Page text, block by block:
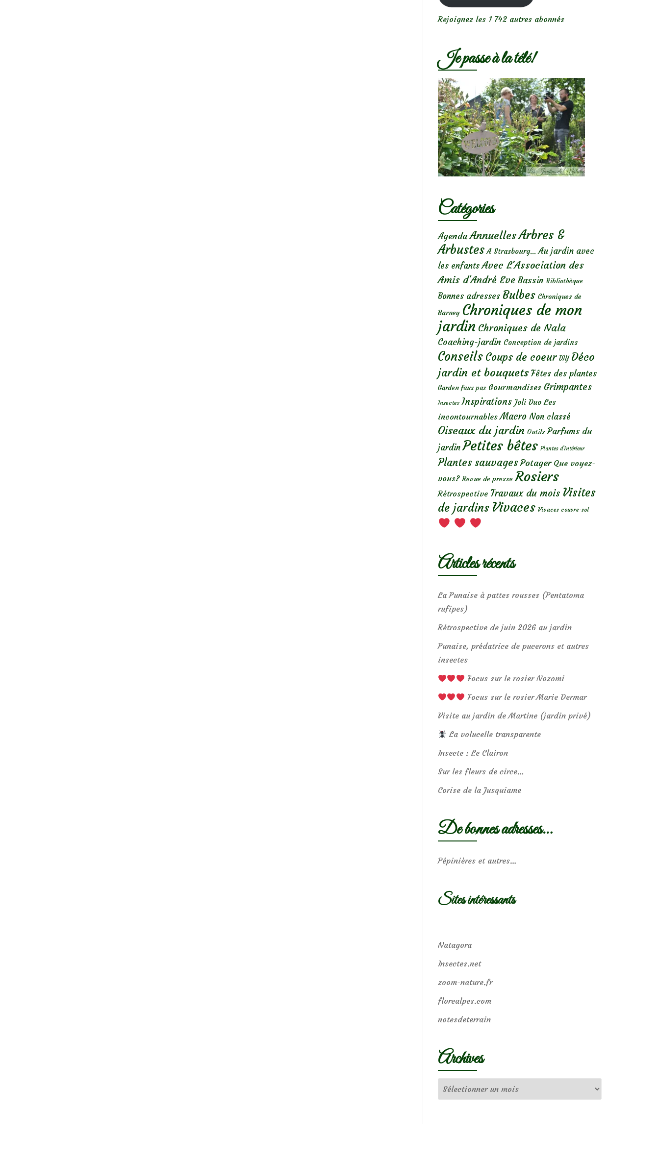
Rejoignez les 1 742 autres abonnés
Je passe à la télé!
Catégories
Agenda AnnuellesArbres &
Arbustes A Strasbourg... Au jardin avec
les enfants Avec L'Association des
Amis d'André Eve Bassin Bibliothèque
Bonnes adresses Bulbes Chroniques de
Barney Chroniques de mon
jardin Chroniques de Nala
Coaching-jardin Conception de jardins
Conseils Coups de coeur DIY Déco
jardin et bouquets Fêtes des plantes
Garden faux pas Gourmandises Grimpantes
Insectes Inspirations Joli Duo Les
incontournables Macro Non classé
Oiseaux du jardin Outils Parfums du
jardin Petites bêtes Plantes d’intérieur
Plantes sauvages Potager Que voyez-
vous? Revue de presse Rosiers
Rétrospective Travaux du mois Visites
de jardins Vivaces Vivaces couvre-sol
Articles récents
La Punaise à pattes rousses (Pentatoma
rufipes)
Rétrospective de juin 2026 au jardin
Punaise, prédatrice de pucerons et autres
insectes
Focus sur le rosier Nozomi
Focus sur le rosier Marie Dermar
Visite au jardin de Martine (jardin privé)
La volucelle transparente
Insecte : Le Clairon
Sur les fleurs de circe…
Corise de la Jusquiame
De bonnes adresses…
Pépinières et autres…
Sites intéressants
Natagora
Insectes.net
zoom-nature.fr
florealpes.com
notesdeterrain
Archives
Archives